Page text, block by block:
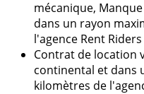
mécanique,
dans un rayon
l'agence Rent
Contrat de location
continental et dans
kilomètres de